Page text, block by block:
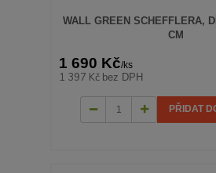
WALL GREEN SCHEFFLERA,
CM
1 690 Kč/ks
1 397 Kč bez DPH
PŘIDAT